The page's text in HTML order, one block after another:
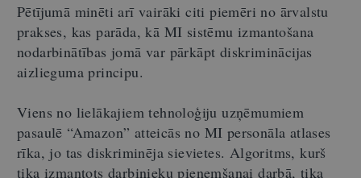
Pētījumā minēti arī vairāki citi piemēri no ārvalstu
prakses, kas parāda, kā MI sistēmu izmantošana
nodarbinātības jomā var pārkāpt diskriminācijas
aizlieguma principu.
Viens no lielākajiem tehnoloģiju uzņēmumiem
pasaulē “Amazon” atteicās no MI personāla atlases
rīka, jo tas diskriminēja sievietes. Algoritms, kurš
tika izmantots darbinieku pieņemšanai darbā, tika